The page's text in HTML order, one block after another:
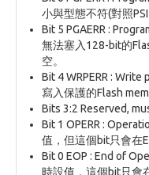
小與型態不符(對照
Bit 5 PGAERR :
無法塞入128-bit的
空。
Bit 4 WRPERR :
寫入保護的Flash
Bits 3:2 Reserved,
Bit 1 OPERR :
值，但這個bit只會在
Bit 0 EOP : End of
時設值，這個bit只會